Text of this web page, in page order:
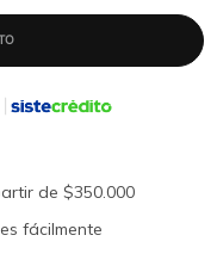
de $350.000
fácilmente